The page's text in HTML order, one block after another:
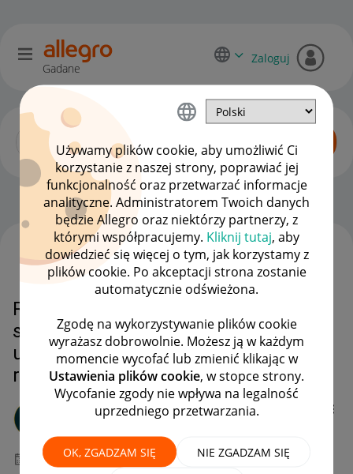
Używamy plików cookie, aby umożliwić Ci
korzystanie z naszej strony, poprawiać jej
funkcjonalność oraz przetwarzać informacje
analityczne. Administratorem Twoich danych
będzie Allegro oraz niektórzy partnerzy, z
którymi współpracujemy. Kliknij tutaj, aby
dowiedzieć się więcej o tym, jak korzystamy z
plików cookie. Po akceptacji strona zostanie
automatycznie odświeżona.
Zgodę na wykorzystywanie plików cookie
wyrażasz dobrowolnie. Możesz ją w każdym
momencie wycofać lub zmienić klikając w
Ustawienia plików cookie, w stopce strony.
Wycofanie zgody nie wpływa na legalność
uprzedniego przetwarzania.
OK, ZGADZAM SIĘ NIE ZGADZAM SIĘ
Gadane
Zaloguj
Dyskusje kupujących OPCJE
Reklamacja - wg allegro
sprzedający ma 18 dni na
ustosunkowanie do mojej
reklamacji
Client:118046128
‎08-06-2026 02:09
WSZYSTKIE TEMATY